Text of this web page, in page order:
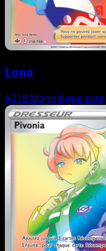
Lona
#218 Magnifique rare